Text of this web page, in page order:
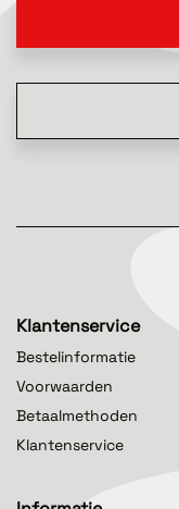
Klantenservice
Bestelinformatie
Voorwaarden
Betaalmethoden
Klantenservice